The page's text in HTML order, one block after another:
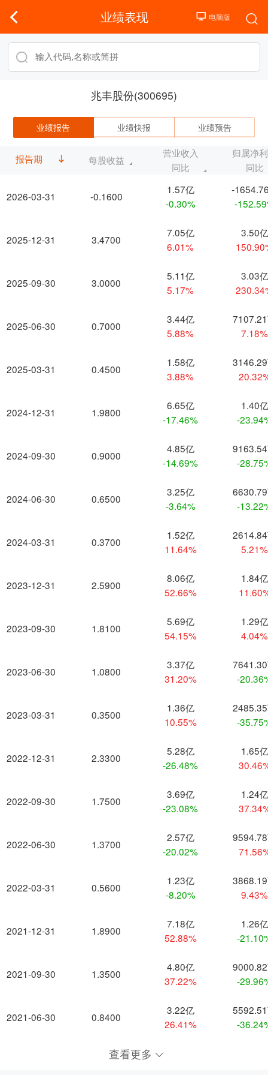
业绩表现
兆丰股份(300695)
业绩报告 业绩快报 业绩预告
报告期
2026-03-31
2025-12-31
2025-09-30
2025-06-30
2025-03-31
2024-12-31
2024-09-30
2024-06-30
2024-03-31
2023-12-31
2023-09-30
2023-06-30
2023-03-31
2022-12-31
2022-09-30
2022-06-30
2022-03-31
2021-12-31
2021-09-30
2021-06-30
每股收益
营业收入
同比
归属净
同比
-0.1600
1.57亿
-0.30%
-
-
3.4700
7.05亿
6.01%
3.50亿
3.0000
5.11亿
5.17%
3.03亿
0.7000
3.44亿
5.88%
7.18%
0.4500
1.58亿
3.88%
1.9800
6.65亿
-17.46%
1.40亿
-
0.9000
4.85亿
-14.69%
-
0.6500
3.25亿
-3.64%
-
0.3700
1.52亿
11.64%
5.21%
2.5900
8.06亿
52.66%
1.84亿
1.8100
5.69亿
54.15%
1.29亿
4.04%
1.0800
3.37亿
31.20%
-
0.3500
1.36亿
10.55%
-
2.3300
5.28亿
-26.48%
1.65亿
1.7500
3.69亿
-23.08%
1.24亿
1.3700
2.57亿
-20.02%
0.5600
1.23亿
-8.20%
9.43%
1.8900
7.18亿
52.88%
1.26亿
-
1.3500
4.80亿
37.22%
-
0.8400
3.22亿
26.41%
-
查看更多